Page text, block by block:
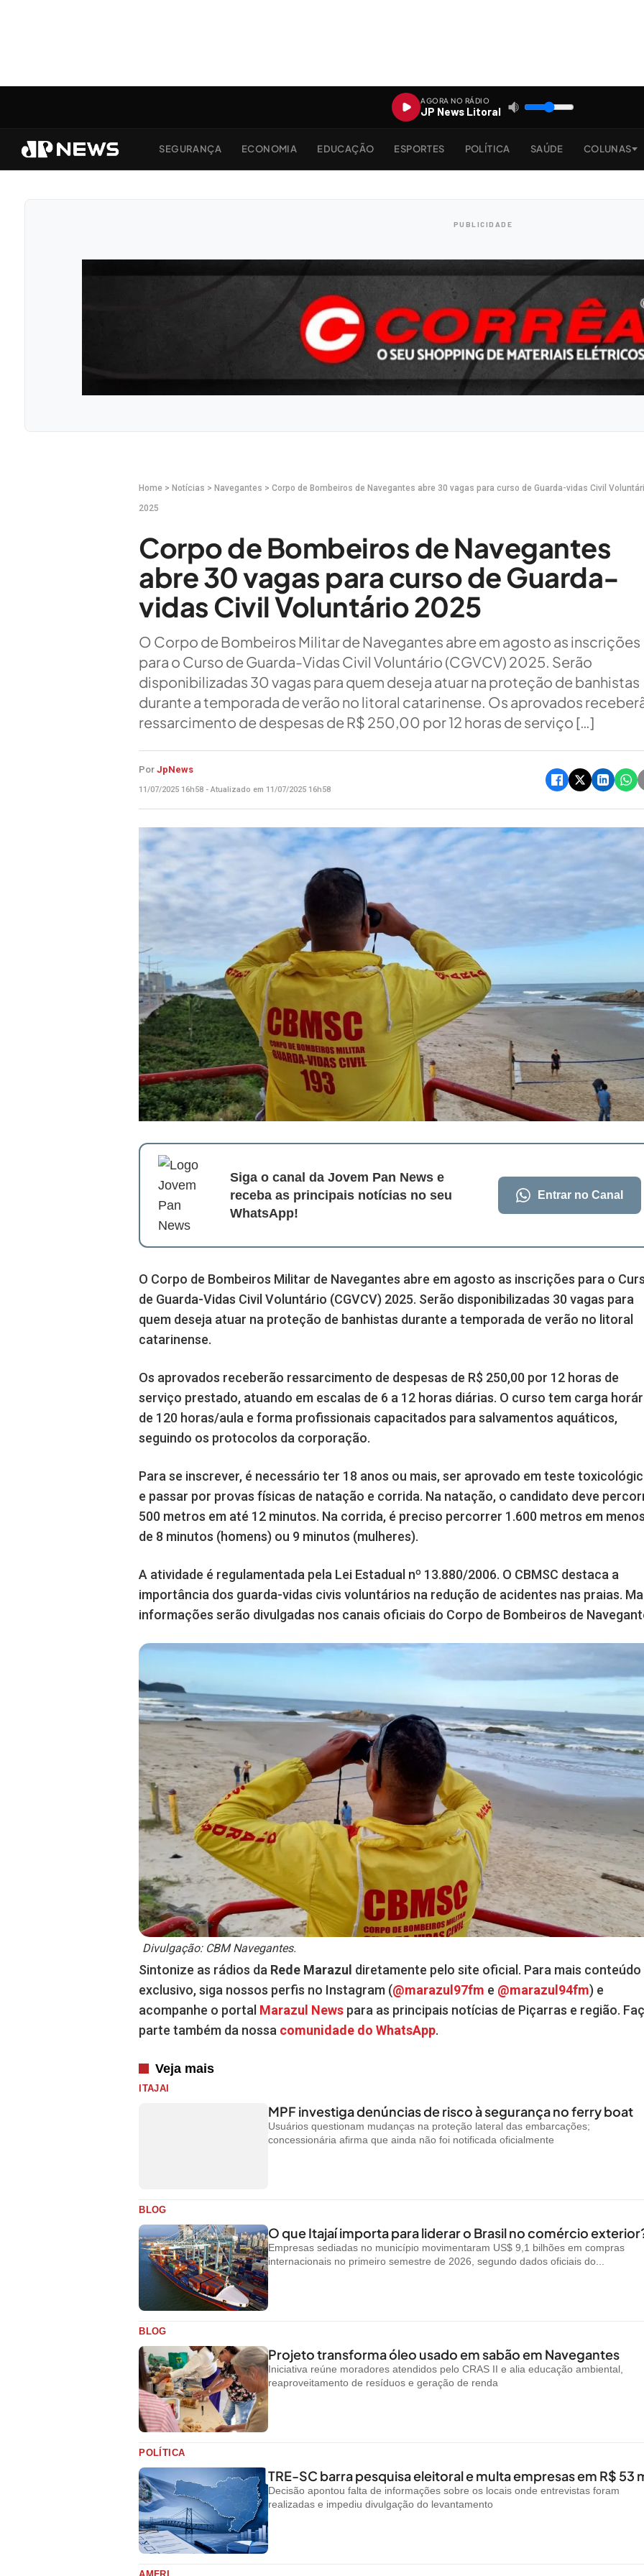
AGORA NO RÁDIO
JP News Litoral
SEGURANÇA ECONOMIA EDUCAÇÃO ESPORTES POLÍTICA SAÚDE COLUNAS
Home > Notícias > Navegantes >Corpo de Bombeiros de Navegantes abre 30 vagas para curso de Guarda-vidas Civil
2025
Corpo de Bombeiros de Navegantes
abre 30 vagas para curso de Guarda-
vidas Civil Voluntário 2025
O Corpo de Bombeiros Militar de Navegantes abre em agosto as inscrições
para o Curso de Guarda-Vidas Civil Voluntário (CGVCV) 2025. Serão
disponibilizadas 30 vagas para quem deseja atuar na proteção de banhistas
durante a temporada de verão no litoral catarinense. Os aprovados
ressarcimento de despesas de R$ 250,00 por 12 horas de serviço […]
PorJpNews
11/07/2025 16h58 - Atualizado em 11/07/2025 16h58
Siga o canal da Jovem Pan News e
receba as principais notícias no seu
WhatsApp!
Entrar no Canal
O Corpo de Bombeiros Militar de Navegantes abre em agosto as inscrições para o
de Guarda-Vidas Civil Voluntário (CGVCV) 2025. Serão disponibilizadas 30 vagas para
quem deseja atuar na proteção de banhistas durante a temporada de verão no litoral
catarinense.
Os aprovados receberão ressarcimento de despesas de R$ 250,00 por 12 horas de
serviço prestado, atuando em escalas de 6 a 12 horas diárias. O curso tem carga
de 120 horas/aula e forma profissionais capacitados para salvamentos aquáticos,
seguindo os protocolos da corporação.
Para se inscrever, é necessário ter 18 anos ou mais, ser aprovado em teste
e passar por provas físicas de natação e corrida. Na natação, o candidato deve
500 metros em até 12 minutos. Na corrida, é preciso percorrer 1.600 metros em
de 8 minutos (homens) ou 9 minutos (mulheres).
A atividade é regulamentada pela Lei Estadual nº 13.880/2006. O CBMSC destaca a
importância dos guarda-vidas civis voluntários na redução de acidentes nas praias.
informações serão divulgadas nos canais oficiais do Corpo de Bombeiros de
Divulgação: CBM Navegantes.
Sintonize as rádios da Rede Marazul diretamente pelo site oficial. Para mais conteúdo
exclusivo, siga nossos perfis no Instagram (@marazul97fm e @marazul94fm) e
acompanhe o portal Marazul News para as principais notícias de Piçarras e região.
parte também da nossa comunidade do WhatsApp.
Veja mais
ITAJAI
MPF investiga denúncias de risco à segurança no ferry boat
Usuários questionam mudanças na proteção lateral das embarcações;
concessionária afirma que ainda não foi notificada oficialmente
BLOG
O que Itajaí importa para liderar o Brasil no comércio
Empresas sediadas no município movimentaram US$ 9,1 bilhões em compras
internacionais no primeiro semestre de 2026, segundo dados oficiais do...
BLOG
Projeto transforma óleo usado em sabão em Navegantes
Iniciativa reúne moradores atendidos pelo CRAS II e alia educação ambiental,
reaproveitamento de resíduos e geração de renda
POLÍTICA
TRE-SC barra pesquisa eleitoral e multa empresas em R$ 53
Decisão apontou falta de informações sobre os locais onde entrevistas foram
realizadas e impediu divulgação do levantamento